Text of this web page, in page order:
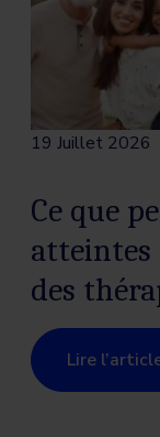
19 Juillet 2026
Ce que
atteintes
des
Lire